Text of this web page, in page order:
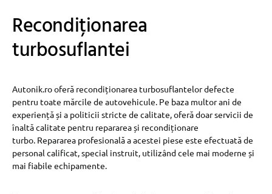
Recondiționarea
turbosuflantei
Autonik.ro oferă recondiționarea turbosuflantelor defecte
pentru toate mărcile de autovehicule. Pe baza multor ani de
experiență și a politicii stricte de calitate, oferă doar servicii de
înaltă calitate pentru repararea și recondiționare
turbo. Repararea profesională a acestei piese este efectuată de
personal calificat, special instruit, utilizând cele mai moderne și
mai fiabile echipamente.